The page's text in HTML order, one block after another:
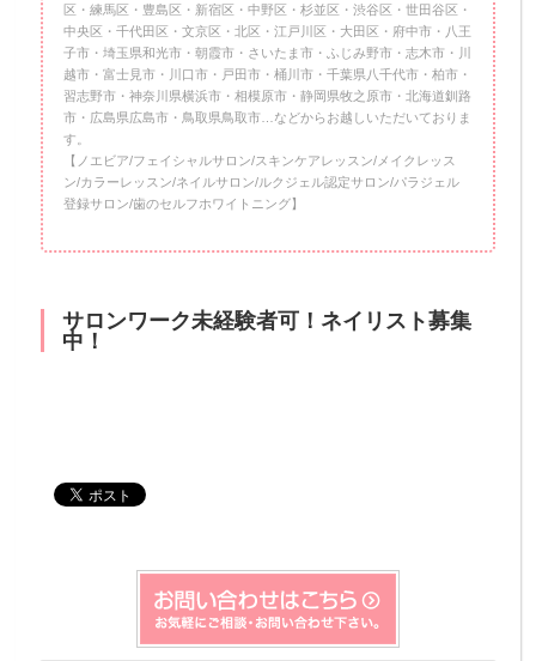
区・練馬区・豊島区・新宿区・中野区・杉並区・渋谷区・世田谷区・
中央区・千代田区・文京区・北区・江戸川区・大田区・府中市・八王
子市・埼玉県和光市・朝霞市・さいたま市・ふじみ野市・志木市・川
越市・富士見市・川口市・戸田市・桶川市・千葉県八千代市・柏市・
習志野市・神奈川県横浜市・相模原市・静岡県牧之原市・北海道釧路
市・広島県広島市・鳥取県鳥取市…などからお越しいただいておりま
す。
【ノエビア/フェイシャルサロン/スキンケアレッスン/メイクレッス
ン/カラーレッスン/ネイルサロン/ルクジェル認定サロン/パラジェル
登録サロン/歯のセルフホワイトニング】
サロンワーク未経験者可！ネイリスト募集
中！